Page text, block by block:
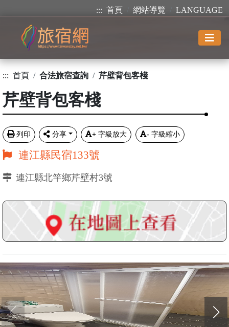
::: 首頁 網站導覽 LANGUAGE
::: 首頁 合法旅宿查詢 芹壁背包客棧
芹壁背包客棧
列印 分享 + 字級放大 - 字級縮小
連江縣民宿133號
連江縣北竿鄉芹壁村3號